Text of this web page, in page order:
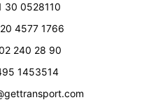
30 0528110
4577 1766
240 28 90
1453514